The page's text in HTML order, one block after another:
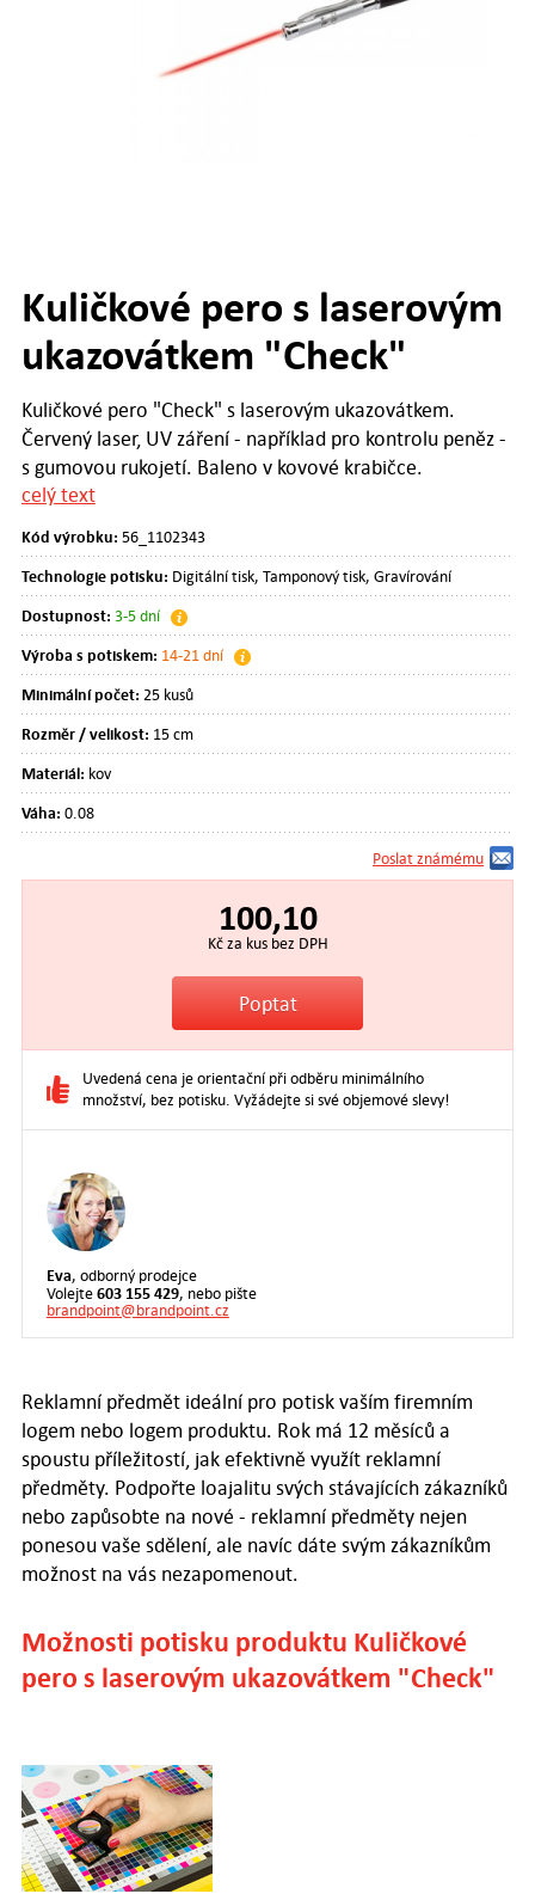
Kuličkové pero s laserovým
ukazovátkem "Check"
Kuličkové pero "Check" s laserovým ukazovátkem.
Červený laser, UV záření - například pro kontrolu peněz -
s gumovou rukojetí. Baleno v kovové krabičce.
celý text
Kód výrobku: 56_1102343
Technologie potisku: Digitální tisk, Tamponový tisk, Gravírování
Dostupnost: 3-5 dní
Výroba s potiskem: 14-21 dní
Minimální počet: 25 kusů
Rozměr / velikost: 15 cm
Materiál: kov
Váha: 0.08
Poslat známému
100,10
Kč za kus bez DPH
Uvedená cena je orientační při odběru minimálního
množství, bez potisku. Vyžádejte si své objemové slevy!
Eva, odborný prodejce
Volejte603 155 429, nebo pište
brandpoint@brandpoint.cz
Reklamní předmět ideální pro potisk vaším firemním
logem nebo logem produktu. Rok má 12 měsíců a
spoustu příležitostí, jak efektivně využít reklamní
předměty. Podpořte loajalitu svých stávajících zákazníků
nebo zapůsobte na nové - reklamní předměty nejen
ponesou vaše sdělení, ale navíc dáte svým zákazníkům
možnost na vás nezapomenout.
Možnosti potisku produktu Kuličkové
pero s laserovým ukazovátkem "Check"